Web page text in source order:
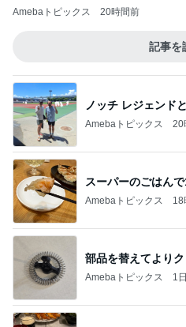
Amebaトピックス 20時間前
記事を
ノッチ レジェンド
Amebaトピックス 20
スーパーのごはん
Amebaトピックス 18
部品を替えてより
Amebaトピックス 1